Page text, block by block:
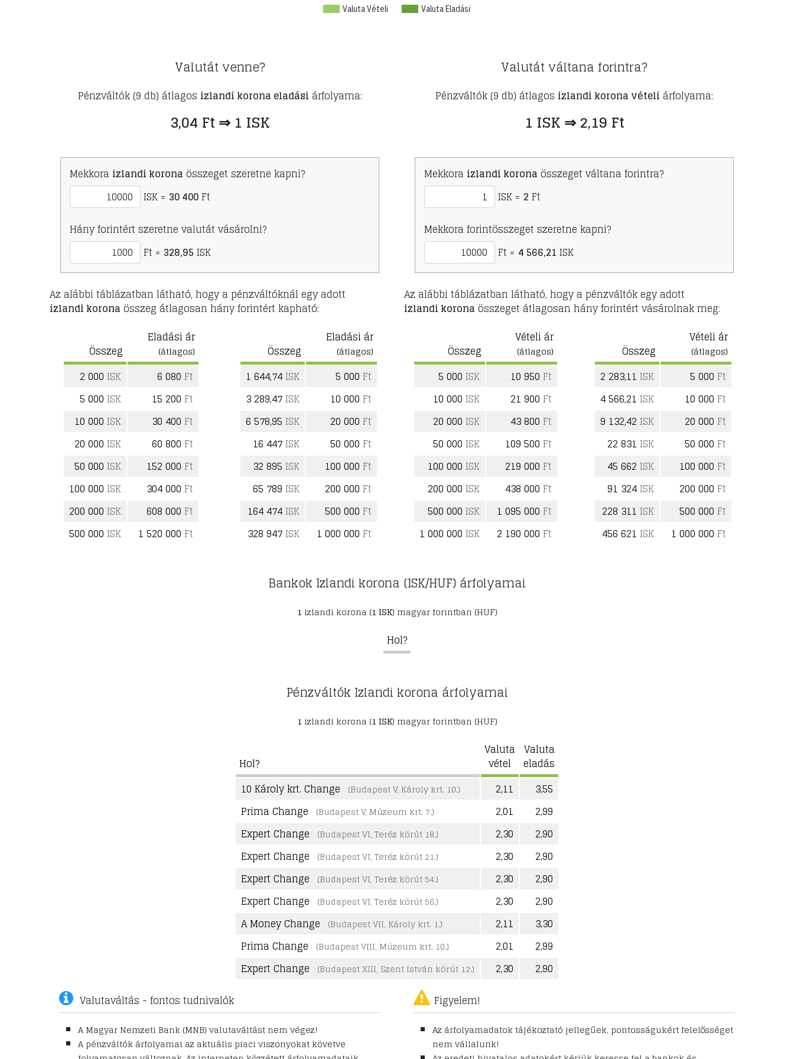
Valuta Vételi Valuta Eladási
Valutát venne?
Pénzváltók (9 db) átlagos izlandi korona eladási árfolyama:
3,04 Ft ⇒ 1 ISK
Mekkora izlandi korona összeget szeretne kapni?
ISK = 30 400Ft
Hány forintért szeretne valutát vásárolni?
Ft = 328,95 ISK
Az alábbi táblázatban látható, hogy a pénzváltóknál egy adott
izlandi korona összeg átlagosan hány forintért kapható:
Összeg
Eladási ár
(átlagos)
2 000 ISK 6 080 Ft
5 000 ISK 15 200 Ft
10 000 ISK 30 400 Ft
20 000 ISK 60 800 Ft
50 000 ISK 152 000 Ft
100 000 ISK 304 000 Ft
200 000 ISK 608 000 Ft
500 000 ISK 1 520 000 Ft
Összeg
Eladási ár
(átlagos)
1 644,74ISK 5 000 Ft
3 289,47ISK 10 000 Ft
6 578,95 ISK 20 000 Ft
16 447ISK 50 000 Ft
32 895 ISK 100 000 Ft
65 789 ISK 200 000 Ft
164 474ISK 500 000 Ft
328 947ISK 1 000 000 Ft
Valutát váltana forintra?
Pénzváltók (9 db) átlagos izlandi korona vételi árfolyama:
1 ISK ⇒ 2,19 Ft
Mekkora izlandi korona összeget váltana forintra?
ISK = 2 Ft
Mekkora forintösszeget szeretne kapni?
Ft = 4 566,21 ISK
Az alábbi táblázatban látható, hogy a pénzváltók egy adott
izlandi korona összeget átlagosan hány forintért vásárolnak meg:
Összeg
Vételi ár
(átlagos)
5 000 ISK 10 950 Ft
10 000 ISK 21 900 Ft
20 000 ISK 43 800 Ft
50 000 ISK 109 500 Ft
100 000 ISK 219 000 Ft
200 000 ISK 438 000 Ft
500 000 ISK 1 095 000 Ft
1 000 000 ISK 2 190 000 Ft
Összeg
Vételi ár
(átlagos)
2 283,11 ISK 5 000 Ft
4 566,21 ISK 10 000 Ft
9 132,42 ISK 20 000 Ft
22 831 ISK 50 000 Ft
45 662 ISK 100 000 Ft
91 324ISK 200 000 Ft
228 311 ISK 500 000 Ft
456 621 ISK 1 000 000 Ft
Bankok Izlandi korona (ISK/HUF) árfolyamai
1 izlandi korona (1 ISK) magyar forintban (HUF)
Hol?
Pénzváltók Izlandi korona árfolyamai
1 izlandi korona (1 ISK) magyar forintban (HUF)
Hol?
Valuta
vétel
Valuta
eladás
10 Károly krt. Change (Budapest V, Károly krt. 10.) 2,11
3,55
Prima Change (Budapest V, Múzeum krt. 7.) 2,01
2,99
Expert Change (Budapest VI, Teréz körút 18.) 2,30
2,90
Expert Change (Budapest VI, Teréz körút 21.) 2,30
2,90
Expert Change (Budapest VI, Teréz körút 54.) 2,30
2,90
Expert Change (Budapest VI, Teréz körút 56.) 2,30
2,90
A Money Change (Budapest VII, Károly krt. 1.) 2,11
3,30
Prima Change (Budapest VIII, Múzeum krt. 10.) 2,01
2,99
Expert Change (Budapest XIII, Szent István körút 12.) 2,30
2,90
Valutaváltás - fontos tudnivalók
A Magyar Nemzeti Bank (MNB) valutaváltást nem végez!
A pénzváltók árfolyamai az aktuális piaci viszonyokat követve
Figyelem!
Az árfolyamadatok tájékoztató jellegűek, pontosságukért felelősséget
nem vállalunk!